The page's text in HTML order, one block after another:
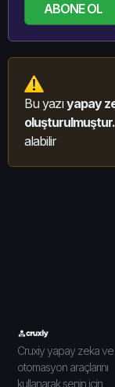
ABONE OL
Bu yazıyapay
oluşturulmuştur.
alabilir
Cruxiy yapay zeka ve
otomasyon araçlarını
kullanarak senin için